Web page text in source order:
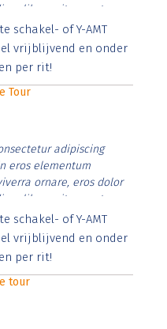
libero vitae erat.
id rutrum lorem
tristique posuere.
schakel- of Y-AMT
vrijblijvend en onder
per rit!
Tour
adipiscing
eros elementum
ornare, eros dolor
libero vitae erat.
id rutrum lorem
tristique posuere.
schakel- of Y-AMT
vrijblijvend en onder
per rit!
tour